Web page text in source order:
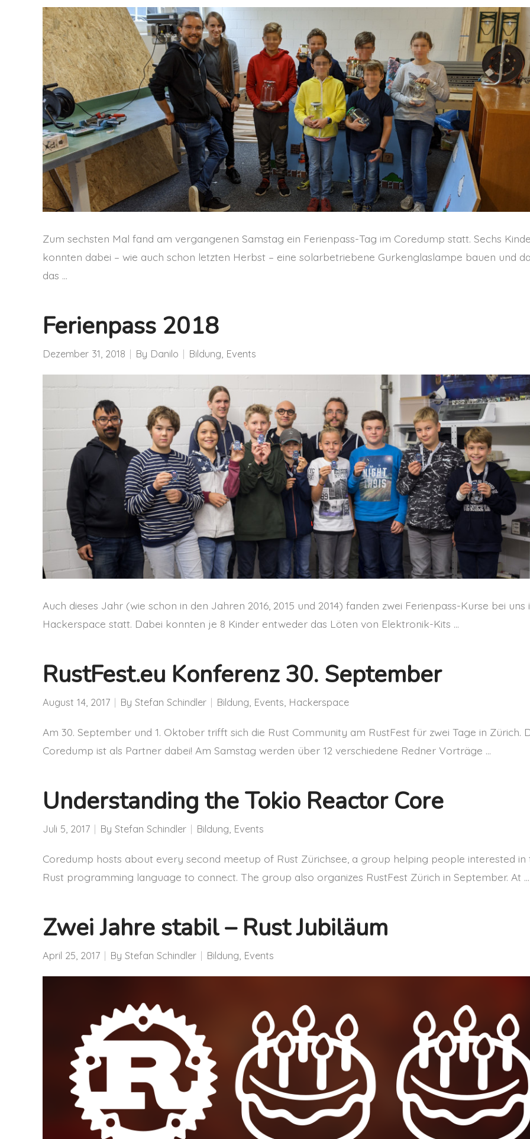
Zum sechsten Mal fand am vergangenen Samstag ein Ferienpass-Tag im Coredump statt. Sechs
konnten dabei – wie auch schon letzten Herbst – eine solarbetriebene Gurkenglaslampe bauen und
das …
Ferienpass 2018
Dezember 31, 2018 By Danilo Bildung Events
Auch dieses Jahr (wie schon in den Jahren 2016, 2015 und 2014) fanden zwei Ferienpass-Kurse bei uns
Hackerspace statt. Dabei konnten je 8 Kinder entweder das Löten von Elektronik-Kits …
RustFest.eu Konferenz 30. September
August 14, 2017 By Stefan Schindler Bildung, Events, Hackerspace
Am 30. September und 1. Oktober trifft sich die Rust Community am RustFest für zwei Tage in Zürich.
Coredump ist als Partner dabei! Am Samstag werden über 12 verschiedene Redner Vorträge …
Understanding the Tokio Reactor Core
Juli 5, 2017 By Stefan Schindler Bildung, Events
Coredump hosts about every second meetup of Rust Zürichsee, a group helping people interested in
Rust programming language to connect. The group also organizes RustFest Zürich in September. At …
Zwei Jahre stabil – Rust Jubiläum
April 25, 2017 By Stefan Schindler Bildung, Events